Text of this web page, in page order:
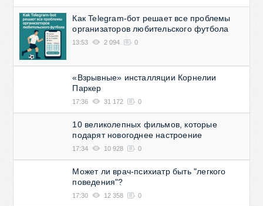
Как Telegram-бот решает все проблемы
организаторов любительского футбола
13:53 2 094 0
«Взрывные» инсталляции Корнелии
Паркер
17:36 31 172 0
10 великолепных фильмов, которые
подарят новогоднее настроение
17:34 10 928 0
Может ли врач-психиатр быть "легкого
поведения"?
17:30 12 358 0